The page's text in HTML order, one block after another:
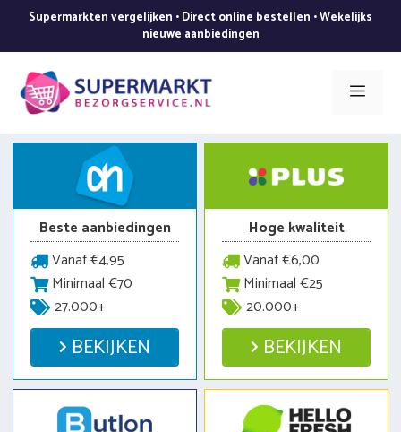
de
inhoud
Supermarkten vergelijken • Direct online bestellen • Wekelijks
nieuwe aanbiedingen
Menu
Beste aanbiedingen
Vanaf €4,95
Minimaal €70
27.000+
BEKIJKEN
Hoge kwaliteit
Vanaf €6,00
Minimaal €25
20.000+
BEKIJKEN